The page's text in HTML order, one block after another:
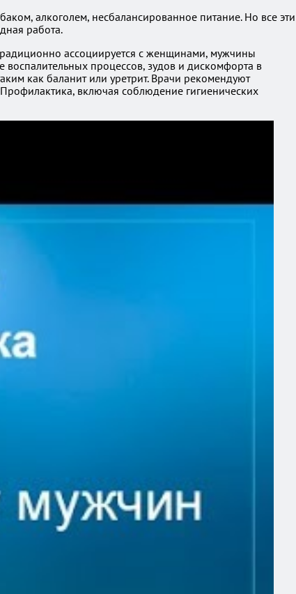
алкоголем, несбалансированное питание. Но все эти
работа.
ассоциируется с женщинами, мужчины
воспалительных процессов, зудов и дискомфорта в
как баланит или уретрит. Врачи рекомендуют
включая соблюдение гигиенических